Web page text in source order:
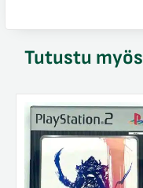
Tutustu myös